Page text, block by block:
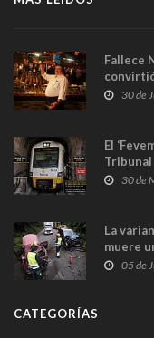
Fallece
en30 de
El
30 de
La
muere
frontal
05 de
CATEGORÍAS